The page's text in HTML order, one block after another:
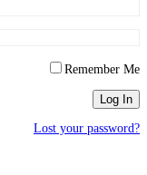
Remember Me
Lost your password?